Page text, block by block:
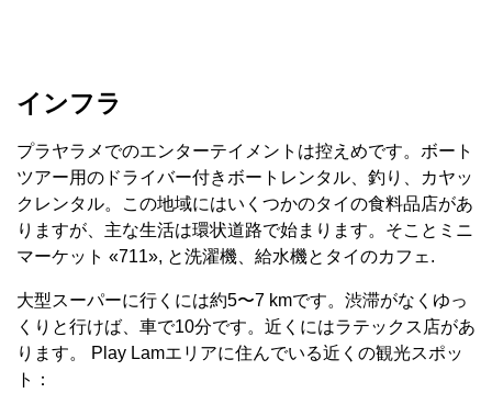
インフラ
プラヤラメでのエンターテイメントは控えめです。ボート
ツアー用のドライバー付きボートレンタル、釣り、カヤッ
クレンタル。この地域にはいくつかのタイの食料品店があ
りますが、主な生活は環状道路で始まります。そことミニ
マーケット «711», と洗濯機、給水機とタイのカフェ.
大型スーパーに行くには約5〜7 kmです。渋滞がなくゆっ
くりと行けば、車で10分です。近くにはラテックス店があ
ります。 Play Lamエリアに住んでいる近くの観光スポッ
ト：